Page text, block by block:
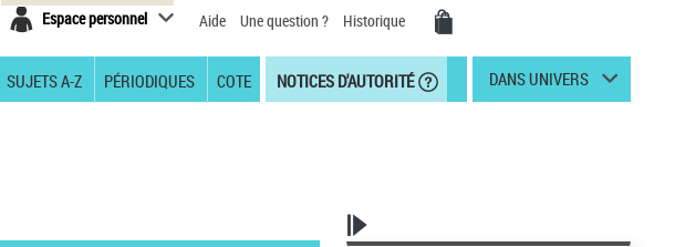
Espace personnel Aide Une question ? Historique
SUJETS A-Z PÉRIODIQUES COTE NOTICES D'AUTORITÉ DANS UNIVERS